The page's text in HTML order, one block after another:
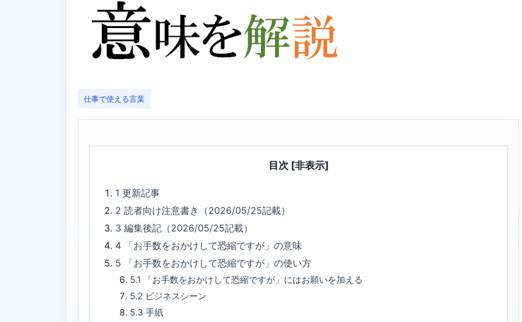
仕事で使える言葉
目次 [非表示]
1更新記事
2読者向け注意書き（2026/05/25記載）
3編集後記（2026/05/25記載）
4
「お手数をおかけして恐縮ですが」の意味
5
「お手数をおかけして恐縮ですが」の使い方
5.1
「お手数をおかけして恐縮ですが」にはお願いを加える
5.2 ビジネスシーン
5.3 手紙